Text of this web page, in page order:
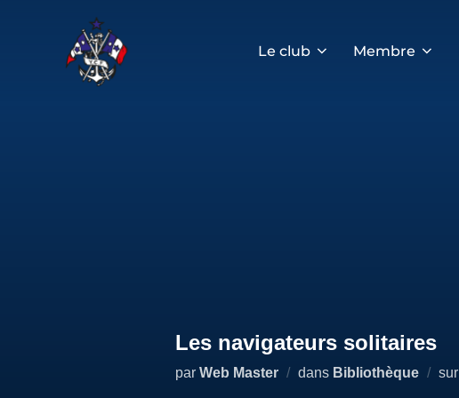
Le club Membre
Les navigateurs solitaires
par Web Master dans Bibliothèque sur